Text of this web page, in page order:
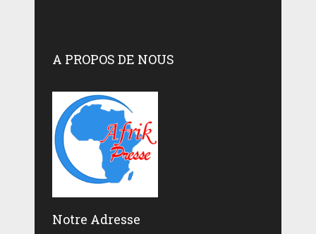
A PROPOS DE NOUS
Notre Adresse